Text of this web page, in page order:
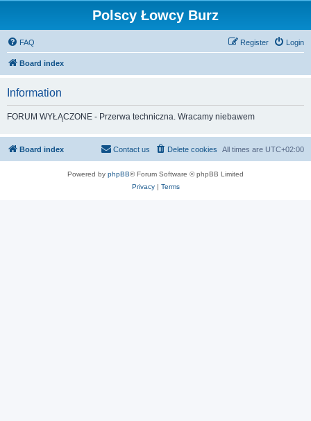
Polscy Łowcy Burz
FAQ Login
Register
Board index
Information
FORUM WYŁĄCZONE - Przerwa techniczna. Wracamy niebawem
Board index All times are UTC+02:00
Delete cookies
Contact us
Powered by phpBB® Forum Software © phpBB Limited
Privacy| Terms